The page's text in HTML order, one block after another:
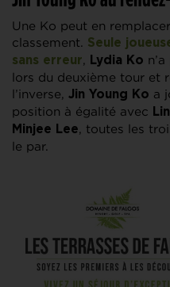
Une Ko peut en
classement. Seule
sans erreur, Lydia Ko
lors du deuxième tour et
l’inverse, Jin Young Ko a
position à égalité avec
Minjee Lee, toutes les
le par.